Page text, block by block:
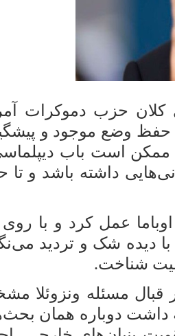
حزب دموکرات
حفظ وضع موجود و
ممکن است باب
داشته باشد و تا
عمل کرد و با روی
دیده شک و تردید
شناخت.
قبال مسئله ونزوئلا
داشت دوباره همان